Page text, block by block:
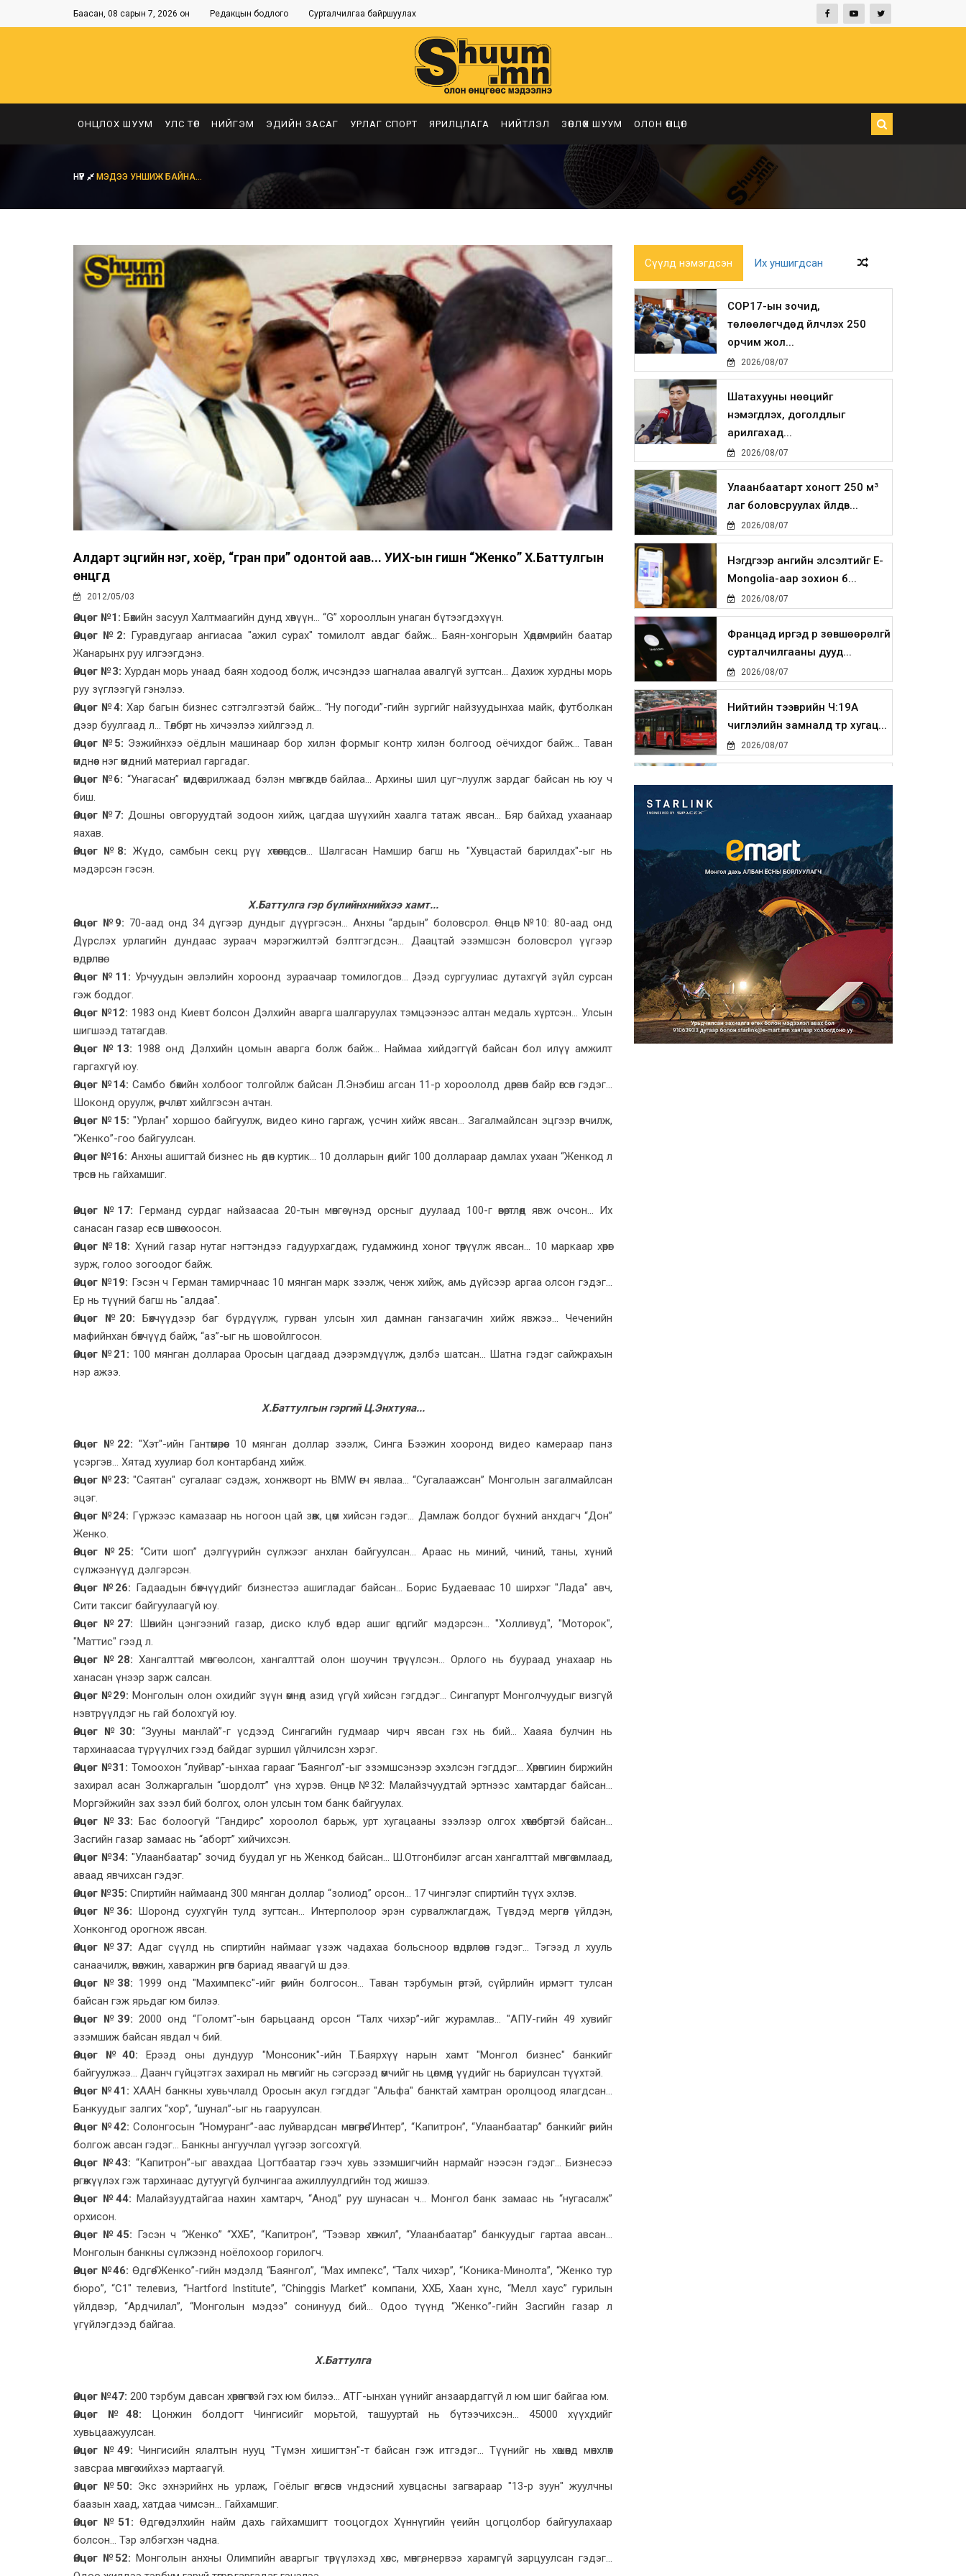
Баасан, 08 сарын 7, 2026 он Редакцын бодлого Сурталчилгаа байршуулах
ОНЦЛОХ ШУУМ УЛС ТӨР НИЙГЭМ ЭДИЙН ЗАСАГ УРЛАГ СПОРТ ЯРИЛЦЛАГА НИЙТЛЭЛ ЗӨВЛӨХ ШУУМ ОЛОН ӨНЦӨГ
НҮҮР МЭДЭЭ УНШИЖ БАЙНА...
Алдарт эцгийн нэг, хоёр, “гран при” одонтой аав... УИХ-ын гишүүн “Женко” Х.Баттулгын
өнцгүүд
2012/05/03
Өнцөг №1: Бөхийн засуул Халтмаагийн дунд хөвүүн... “G” хорооллын унаган бүтээгдэхүүн.
Өнцөг №2: Гуравдугаар ангиасаа "ажил сурах" томилолт авдаг байж... Баян-хонгорын Хөдөлмөрийн баатар
Жанарынх руу илгээгдэнэ.
Өнцөг №3: Хурдан морь унаад баян ходоод болж, ичсэндээ шагналаа авалгүй зугтсан... Дахиж хурдны морь
руу зүглээгүй гэнэлээ.
Өнцөг №4: Хар багын бизнес сэтгэлгээтэй байж... “Ну погоди”-гийн зургийг найзуудынхаа майк, футболкан
дээр буулгаад л... Төлбөрт нь хичээлээ хийлгээд л.
Өнцөг №5: Ээжийнхээ оёдлын машинаар бор хилэн формыг контр хилэн болгоод оёчихдог байж... Таван
өмднөөс нэг өмдний материал гаргадаг.
Өнцөг №6: “Унагасан” өмдөө арилжаад бэлэн мөнгөждөг байлаа... Архины шил цуг¬луулж зардаг байсан нь юу ч
биш.
Өнцөг №7: Дошны овгоруудтай зодоон хийж, цагдаа шүүхийн хаалга татаж явсан... Бяр байхад ухаанаар
яахав.
Өнцөг №8: Жүдо, самбын секц рүү хөтөлөгдсөн... Шалгасан Намшир багш нь "Хувцастай барилдах"-ыг нь
мэдэрсэн гэсэн.
Х.Баттулга гэр бүлийнхнийхээ хамт...
Өнцөг №9: 70-аад онд 34 дүгээр дундыг дүүргэсэн... Анхны “ардын” боловсрол. Өнцөг №10: 80-аад онд
Дүрслэх урлагийн дундаас зураач мэрэгжилтэй бэлтгэгдсэн... Даацтай эзэмшсэн боловсрол үүгээр
өндөрлөнө.
Өнцөг №11: Урчуудын эвлэлийн хороонд зураачаар томилогдов... Дээд сургуулиас дутахгүй зүйл сурсан
гэж боддог.
Өнцөг №12: 1983 онд Киевт болсон Дэлхийн аварга шалгаруулах тэмцээнээс алтан медаль хүртсэн... Улсын
шигшээд татагдав.
Өнцөг №13: 1988 онд Дэлхийн цомын аварга болж байж... Наймаа хийдэггүй байсан бол илүү амжилт
гаргахгүй юу.
Өнцөг №14: Самбо бөхийн холбоог толгойлж байсан Л.Энэбиш агсан 11-р хороололд дөрвөн байр өгсөн гэдэг...
Шоконд оруулж, өөрчлөлт хийлгэсэн ачтан.
Өнцөг №15: "Урлан" хоршоо байгуулж, видео кино гаргаж, үсчин хийж явсан... Загалмайлсан эцгээр өвчилж,
“Женко”-гоо байгуулсан.
Өнцөг №16: Анхны ашигтай бизнес нь өдөн куртик... 10 долларын өдийг 100 доллараар дамлах ухаан “Женкод л
төрсөн нь гайхамшиг.
Өнцөг №17: Германд сурдаг найзаасаа 20-тын мөнгө үнэд орсныг дуулаад 100-г өвөртлөөд явж очсон... Их
санасан газар есөн шөнө хоосон.
Өнцөг №18: Хүний газар нутаг нэгтэндээ гадуурхагдаж, гудамжинд хоног төөрүүлж явсан... 10 маркаар хөрөг
зурж, голоо зогоодог байж.
Өнцөг №19: Гэсэн ч Герман тамирчнаас 10 мянган марк зээлж, ченж хийж, амь дүйсээр аргаа олсон гэдэг...
Ер нь түүний багш нь "алдаа".
Өнцөг №20: Бөхчүүдээр баг бүрдүүлж, гурван улсын хил дамнан ганзагачин хийж явжээ... Чеченийн
мафийнхан бөхчүүд байж, “аз”-ыг нь шовойлгосон.
Өнцөг №21: 100 мянган доллараа Оросын цагдаад дээрэмдүүлж, дэлбэ шатсан... Шатна гэдэг сайжрахын
нэр ажээ.
Х.Баттулгын гэргий Ц.Энхтуяа...
Өнцөг №22: "Хэт"-ийн Гантөмөрөөс 10 мянган доллар зээлж, Синга Бээжин хооронд видео камераар панз
үсэргэв... Хятад хуулиар бол контарбанд хийж.
Өнцөг №23:"Саятан" сугалааг сэдэж, хонжворт нь ВМW өгч явлаа... “Сугалаажсан” Монголын загалмайлсан
эцэг.
Өнцөг №24: Гүржээс камазаар нь ногоон цай зөөж, цөм хийсэн гэдэг... Дамлаж болдог бүхний анхдагч “Дон”
Женко.
Өнцөг №25: “Сити шоп” дэлгүүрийн сүлжээг анхлан байгуулсан... Араас нь миний, чиний, таны, хүний
сүлжээнүүд дэлгэрсэн.
Өнцөг №26: Гадаадын бөхчүүдийг бизнестээ ашигладаг байсан... Борис Будаеваас 10 ширхэг "Лада" авч,
Сити таксиг байгуулаагүй юу.
Өнцөг №27: Шөнийн цэнгээний газар, диско клуб өндәр ашиг өгдгийг мэдэрсэн... "Холливуд", "Моторок",
"Маттис" гээд л.
Өнцөг №28: Хангалттай мөнгө олсон, хангалттай олон шоучин төрүүлсэн... Орлого нь буураад унахаар нь
ханасан үнээр зарж салсан.
Өнцөг №29:Монголын олон охидийг зүүн өмнөд азид үгүй хийсэн гэгддэг... Сингапурт Монголчуудыг визгүй
нэвтрүүлдэг нь гай болохгүй юу.
Өнцөг №30: “Зууны манлай”-г үсдээд Сингагийн гудмаар чирч явсан гэх нь бий... Хааяа булчин нь
тархинаасаа түрүүлчих гээд байдаг зуршил үйлчилсэн хэрэг.
Өнцөг №31: Томоохон “луйвар”-ынхаа гарааг “Баянгол”-ыг эзэмшсэнээр эхэлсэн гэгддэг... Хөрөнгиин биржийн
захирал асан Золжаргалын “шордолт” үнэ хүрэв. Өнцөг №32: Малайзчуудтай эртнээс хамтардаг байсан...
Моргэйжийн зах зээл бий болгох, олон улсын том банк байгуулах.
Өнцөг №33: Бас болоогүй “Гандирс” хороолол барьж, урт хугацааны зээлээр олгох хөтөлбөртэй байсан...
Засгийн газар замаас нь “аборт” хийчихсэн.
Өнцөг №34: "Улаанбаатар" зочид буудал уг нь Женкод байсан... Ш.Отгонбилэг агсан хангалттай мөнгө амлаад,
аваад явчихсан гэдэг.
Өнцөг №35: Спиртийн наймаанд 300 мянган доллар “золиод” орсон... 17 чингэлэг спиртийн түүх эхлэв.
Өнцөг №36: Шоронд суухгүйн тулд зугтсан... Интерполоор эрэн сурвалжлагдаж, Түвдэд мергөл үйлдэн,
Хонконгод орогнож явсан.
Өнцөг №37: Адаг сүүлд нь спиртийн наймааг үзэж чадахаа больсноор өндөрлөсөн гэдэг... Тэгээд л хууль
санаачилж, өвөлжин, хаваржин өргөн бариад яваагүй ш дээ.
Өнцөг №38: 1999 онд "Махимпекс"-ийг өөрийн болгосон... Таван тэрбумын өртэй, сүйрлийн ирмэгт тулсан
байсан гэж ярьдаг юм билээ.
Өнцөг №39: 2000 онд “Голомт"-ын барьцаанд орсон “Талх чихэр”-ийг журамлав... "АПУ-гийн 49 хувийг
эзэмшиж байсан явдал ч бий.
Өнцөг №40: Ерээд оны дундуур "Монсоник"-ийн Т.Баярхүү нарын хамт "Монгол бизнес" банкийг
байгуулжээ... Даанч гүйцэтгэх захирал нь мөнгийг нь сэгсрээд өмчийг нь цөлмөөд үүдийг нь бариулсан түүхтэй.
Өнцөг №41:ХААН банкны хувьчлалд Оросын акул гэгддэг "Альфа" банктай хамтран оролцоод ялагдсан...
Банкуудыг залгих “хор”, “шунал”-ыг нь гааруулсан.
Өнцөг №42:Солонгосын “Номуранг”-аас луйвардсан мөнгөөрөө “Интер”, “Капитрон”, “Улаанбаатар” банкийг өөрийн
болгож авсан гэдэг... Банкны ангуучлал үүгээр зогсохгүй.
Өнцөг №43: “Капитрон”-ыг авахдаа Цогтбаатар гээч хувь эзэмшигчийн нармайг нээсэн гэдэг... Бизнесээ
өргөжүүлэх гэж тархинаас дутуугүй булчингаа ажиллуулдгийн тод жишээ.
Өнцөг №44: Малайзуудтайгаа нахин хамтарч, “Анод” руу шунасан ч... Монгол банк замаас нь “нугасалж”
орхисон.
Өнцөг №45: Гэсэн ч “Женко” “ХХБ”, “Капитрон”, “Тээвэр хөгжил”, “Улаанбаатар” банкуудыг гартаа авсан...
Монголын банкны сүлжээнд ноёлохоор горилогч.
Өнцөг №46:Өдгөө “Женко”-гийн мэдэлд “Баянгол”, “Мах импекс”, “Талх чихэр”, “Коника-Минолта”, “Женко тур
бюро”, “С1″ телевиз, “Hartford Institute”, “Chinggis Market” компани, ХХБ, Хаан хүнс, “Мелл хаус” гурилын
үйлдвэр, “Ардчилал”, “Монголын мэдээ” сонинууд бий... Одоо түүнд “Женко”-гийн Засгийн газар л
үгүйлэгдээд байгаа.
Х.Баттулга
Өнцөг №47: 200 тэрбум давсан хөрөнгөтэй гэх юм билээ... АТГ-ынхан үүнийг анзаардаггүй л юм шиг байгаа юм.
Өнцөг №48: Цонжин болдогт Чингисийг морьтой, ташууртай нь бүтээчихсэн... 45000 хүүхдийг
хувьцаажуулсан.
Өнцөг №49: Чингисийн ялалтын нууц "Түмэн хишигтэн"-т байсан гэж итгэдэг... Түүнийг нь хөшөөнд мөнхлөх
завсраа мөнгө хийхээ мартаагүй.
Өнцөг №50: Экс эхнэрийнх нь урлаж, Гоёлыг өнгөлсөн vндэсний хувцасны загвараар "13-р зуун" жуулчны
баазын хаад, хатдаа чимсэн... Гайхамшиг.
Өнцөг №51: Өдгөө дэлхийн найм дахь гайхамшигт тооцогдох Хүннүгийн үеийн цогцолбор байгуулахаар
болсон... Тэр элбэгхэн чадна.
Өнцөг №52: Монголын анхны Олимпийн аваргыг төрүүлэхэд хөлс, мөнгө, нервээ харамгүй зарцуулсан гэдэг...
Сүүлд нэмэгдсэн Их уншигдсан
COP17-ын зочид,
төлөөлөгчдөд үйлчлэх 250
орчим жол...
2026/08/07
Шатахууны нөөцийг
нэмэгдүүлэх, доголдлыг
арилгахад...
2026/08/07
Улаанбаатарт хоногт 250 м³
лаг боловсруулах үйлдв...
2026/08/07
Нэгдүгээр ангийн элсэлтийг E-
Mongolia-аар зохион б...
2026/08/07
Францад иргэд рүү зөвшөөрөлгүй
сурталчилгааны дууд...
2026/08/07
Нийтийн тээврийн Ч:19А
чиглэлийн замналд түр хугац...
2026/08/07
2026/08/07
Улаанбаатарт өдөртөө 30 хэм
дулаан
2026/08/07
Улсын чанартай хатуу
хучилттай авто замын талаас
и...
2026/08/06
Засгийн газар энэ оныг
дуустал санхүүгийн хэмнэлти...